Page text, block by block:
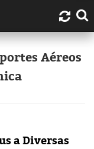
Aéreos
a Diversas